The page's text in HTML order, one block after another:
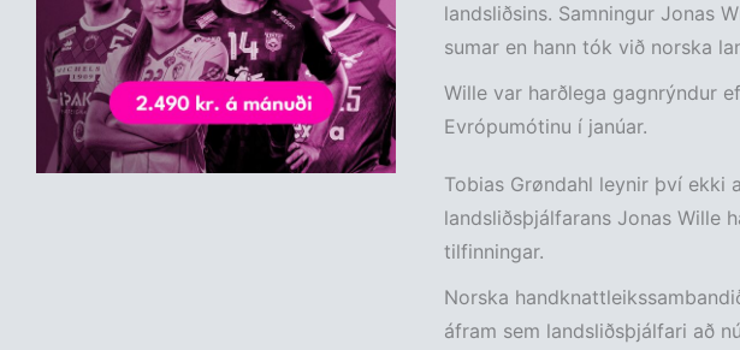
landsliðsins. Samningur Jonas
sumar en hann tók við norska
Wille var harðlega gagnrýndur
Evrópumótinu í janúar.
Tobias Grøndahl leynir því ekki
landsliðsþjálfarans Jonas Wille
tilfinningar.
Norska
áfram sem landsliðsþjálfari að